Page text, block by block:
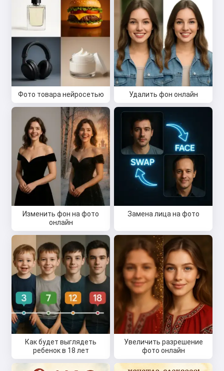
Фото товара нейросетью Удалить фон онлайн
Изменить фон на фото
онлайн
Замена лица на фото
Как будет выглядеть
ребенок в 18 лет
Увеличить разрешение
фото онлайн
Привет 👋
Я могу создавать песни, писать
стихи и поздравления 🥰
Попробовать бесплатно
Я принимаю: Условия использования
Политика конфиденциальности,
Политика возврата